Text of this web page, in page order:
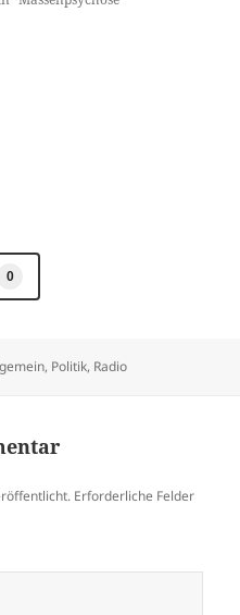
0
, Politik, Radio
Erforderliche Felder